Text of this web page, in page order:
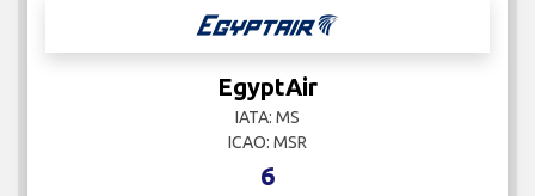
EgyptAir
IATA: MS
ICAO: MSR
6